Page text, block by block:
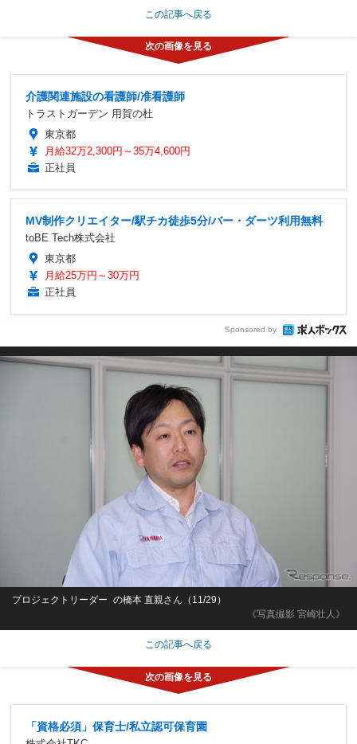
この記事へ戻る
介護関連施設の看護師/准看護師
トラストガーデン 用賀の杜
東京都
月給32万2,300円～35万4,600円
正社員
MV制作クリエイター/駅チカ徒歩5分/バー・ダーツ利用無料
toBE Tech株式会社
東京都
月給25万円～30万円
正社員
Sponsored by
《写真撮影 宮崎壮人》
プロジェクトリーダー の橋本 直親さん（11/29）
この記事へ戻る
「資格必須」保育士/私立認可保育園